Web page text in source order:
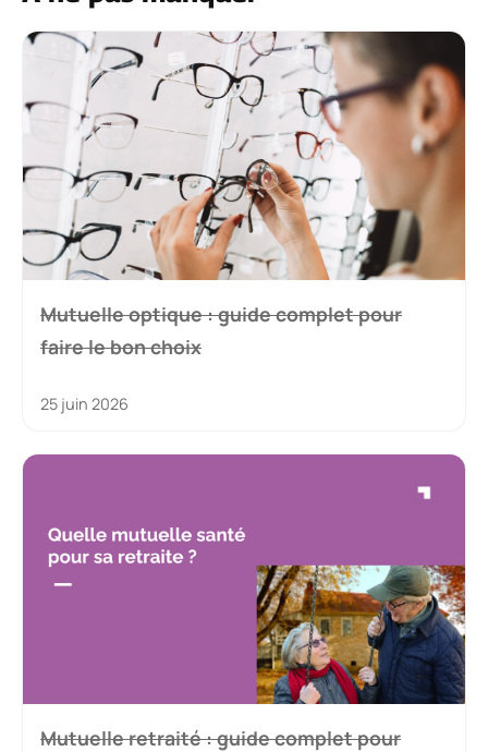
Mutuelle optique : guide complet pour
faire le bon choix
25 juin 2026
Mutuelle retraité : guide complet pour